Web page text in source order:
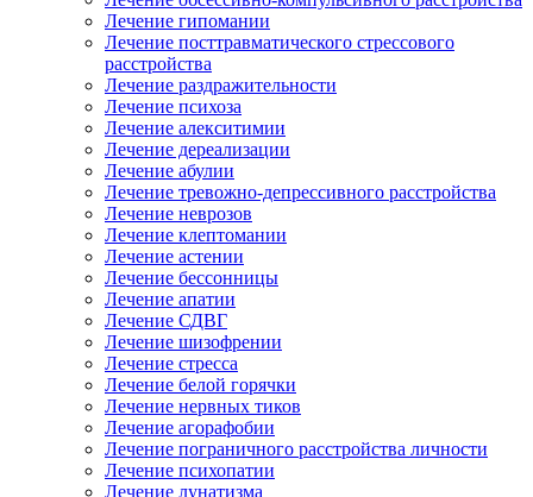
Лечение гипомании
Лечение посттравматического стрессового
расстройства
Лечение раздражительности
Лечение психоза
Лечение алекситимии
Лечение дереализации
Лечение абулии
Лечение тревожно-депрессивного расстройства
Лечение неврозов
Лечение клептомании
Лечение астении
Лечение бессонницы
Лечение апатии
Лечение СДВГ
Лечение шизофрении
Лечение стресса
Лечение белой горячки
Лечение нервных тиков
Лечение агорафобии
Лечение пограничного расстройства личности
Лечение психопатии
Лечение лунатизма